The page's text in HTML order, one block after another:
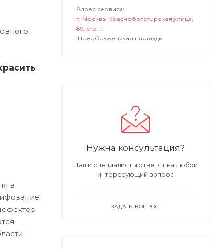
в
Адрес сервиса:
г. Москва, Краснобогатырская улица,
89, стр. 1.
Преображенская площадь
Нужна консультация?
Наши специалисты ответят на любой
интересующий вопрос
ЗАДАТЬ ВОПРОС